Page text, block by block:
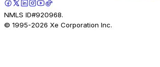
NMLS ID#920968.
© 1995-2026 Xe Corporation Inc.